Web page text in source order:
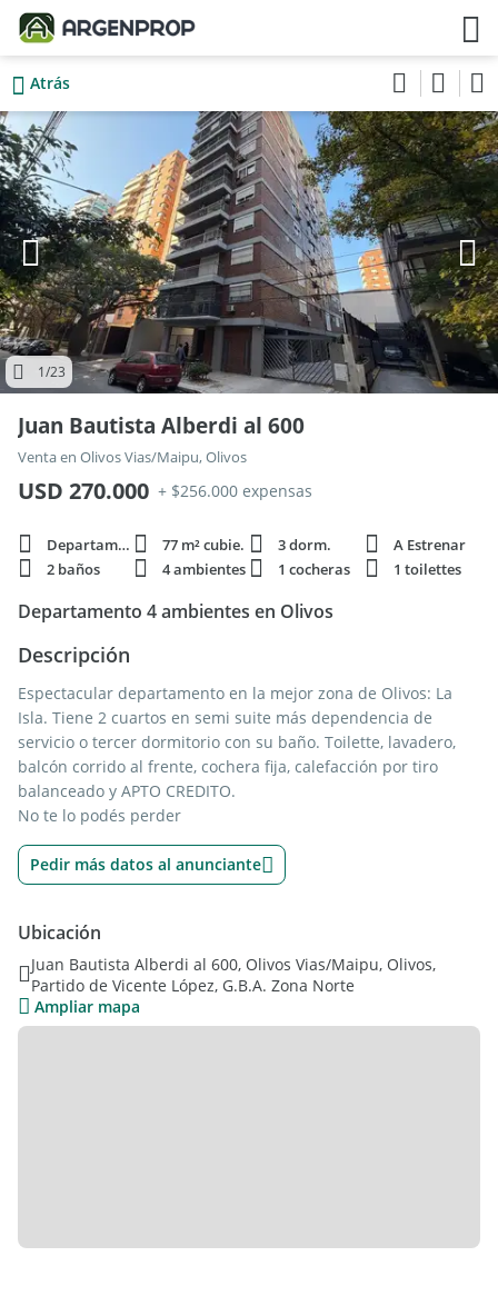
Atrás
1/23
Juan Bautista Alberdi al 600
Venta en Olivos Vias/Maipu, Olivos
USD 270.000 + $256.000 expensas
Departamento 77 m² cubie. 3 dorm.
A Estrenar
2 baños
4 ambientes 1 cocheras 1 toilettes
Departamento 4 ambientes en Olivos
Descripción
Espectacular departamento en la mejor zona de Olivos: La
Isla. Tiene 2 cuartos en semi suite más dependencia de
servicio o tercer dormitorio con su baño. Toilette, lavadero,
balcón corrido al frente, cochera fija, calefacción por tiro
balanceado y APTO CREDITO.
No te lo podés perder
Pedir más datos al anunciante
Ubicación
Juan Bautista Alberdi al 600, Olivos Vias/Maipu, Olivos,
Partido de Vicente López, G.B.A. Zona Norte
Ampliar mapa